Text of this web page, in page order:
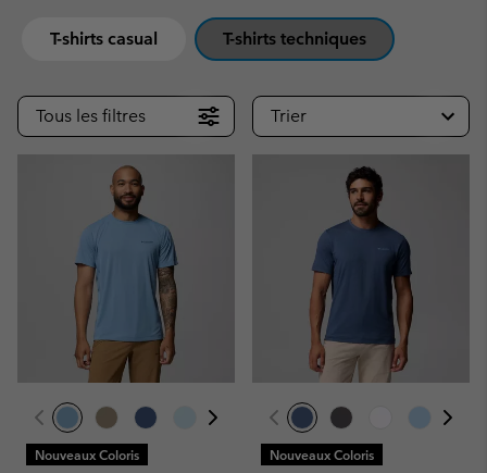
T-shirts casual T-shirts techniques
Tous les filtres Trier
Nouveaux Coloris Nouveaux Coloris